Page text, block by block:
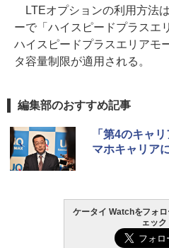
LTEオプションの利用方法
ーで「ハイスピードプラスエ
ハイスピードプラスエリアモ
タ容量制限が適用される。
編集部のおすすめ記事
「第4のキャ
マホキャリア
ケータイ Watchをフォ
ェック